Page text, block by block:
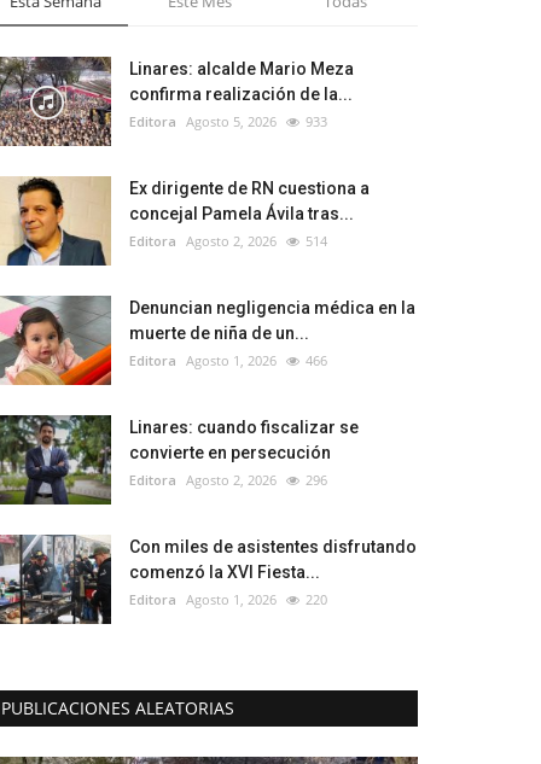
Linares: alcalde Mario Meza
confirma realización de la...
Editora Agosto 5, 2026 933
Ex dirigente de RN cuestiona a
concejal Pamela Ávila tras...
Editora Agosto 2, 2026 514
Denuncian negligencia médica en la
muerte de niña de un...
Editora Agosto 1, 2026 466
Linares: cuando fiscalizar se
convierte en persecución
Editora Agosto 2, 2026 296
Con miles de asistentes disfrutando
comenzó la XVI Fiesta...
Editora Agosto 1, 2026 220
PUBLICACIONES ALEATORIAS